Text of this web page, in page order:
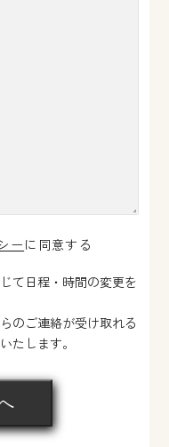
ー に同意する
て日程・時間の変更を
のご連絡が受け取れる
たします。